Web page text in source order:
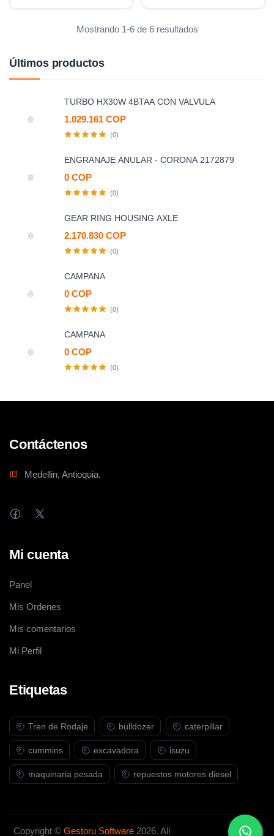
Últimos productos
TURBO HX30W 4BTAA CON VALVULA
1.029.161 COP
(0)
ENGRANAJE ANULAR - CORONA 2172879
0 COP
(0)
GEAR RING HOUSING AXLE
2.170.830 COP
(0)
CAMPANA
0 COP
(0)
CAMPANA
0 COP
(0)
Mostrando 1-6 de 6 resultados
Contáctenos
Medellin, Antioquia.
Mi cuenta
Panel
Mis Ordenes
Mis comentarios
Mi Perfil
Etiquetas
Tren de Rodaje bulldozer caterpillar
cummins excavadora isuzu
maquinaria pesada repuestos motores diesel
Copyright ©Gestoru Software 2026. All